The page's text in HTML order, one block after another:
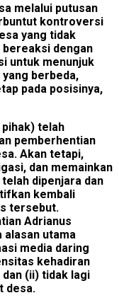
melalui putusan
kontroversi
yang tidak
dengan
untuk menunjuk
berbeda,
pada posisinya,
telah
pemberhentian
Akan tetapi,
dan memainkan
dipenjara dan
kembali
tersebut.
Adrianus
alasan utama
media daring
kehadiran
(ii) tidak lagi
desa.